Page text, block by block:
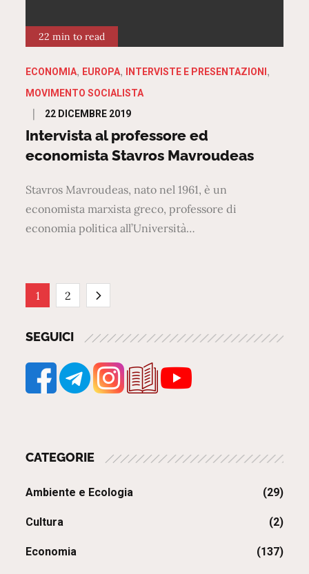
22 min to read
ECONOMIA EUROPA
INTERVISTE E PRESENTAZIONI
MOVIMENTO SOCIALISTA
Posted
on
22 DICEMBRE 2019
Intervista al professore ed
economista Stavros Mavroudeas
Stavros Mavroudeas, nato nel 1961, è un
economista marxista greco, professore di
economia politica all’Università…
Paginazione
degli
articoli
1 2
SEGUICI
CATEGORIE
Ambiente e Ecologia (29)
Cultura (2)
Economia (137)